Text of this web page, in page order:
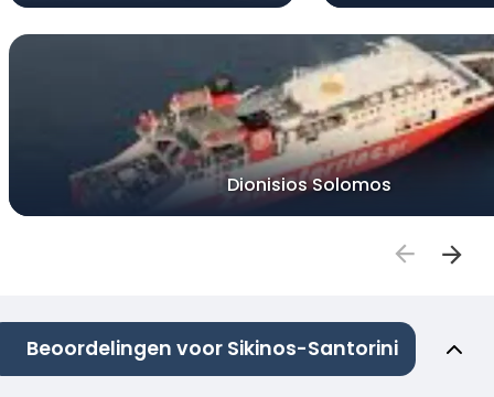
Dionisios Solomos
Beoordelingen voor Sikinos-Santorini